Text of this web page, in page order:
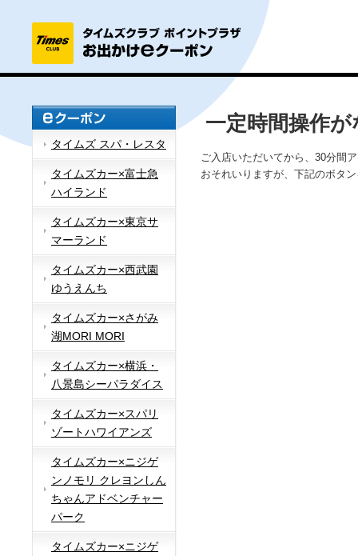
タイムズ スパ・レスタ
タイムズカー×富士急
ハイランド
タイムズカー×東京サ
マーランド
タイムズカー×西武園
ゆうえんち
タイムズカー×さがみ
湖MORI MORI
タイムズカー×横浜・
八景島シーパラダイス
タイムズカー×スパリ
ゾートハワイアンズ
タイムズカー×ニジゲ
ンノモリ クレヨンしん
ちゃんアドベンチャー
パーク
タイムズカー×ニジゲ
一定時間操作
ご入店いただいてから、30分間
おそれいりますが、下記のボタ